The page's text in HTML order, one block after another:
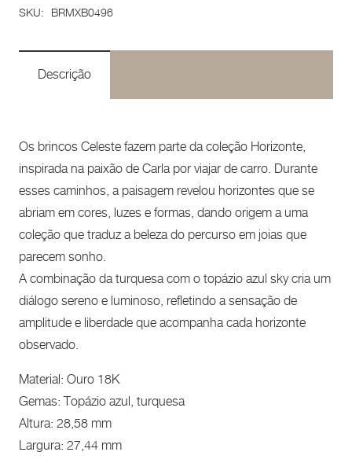
SKU: BRMXB0496
Descrição
Os brincos Celeste fazem parte da coleção Horizonte,
inspirada na paixão de Carla por viajar de carro. Durante
esses caminhos, a paisagem revelou horizontes que se
abriam em cores, luzes e formas, dando origem a uma
coleção que traduz a beleza do percurso em joias que
parecem sonho.
A combinação da turquesa com o topázio azul sky cria um
diálogo sereno e luminoso, refletindo a sensação de
amplitude e liberdade que acompanha cada horizonte
observado.
Material: Ouro 18K
Gemas: Topázio azul, turquesa
Altura: 28,58 mm
Largura: 27,44 mm